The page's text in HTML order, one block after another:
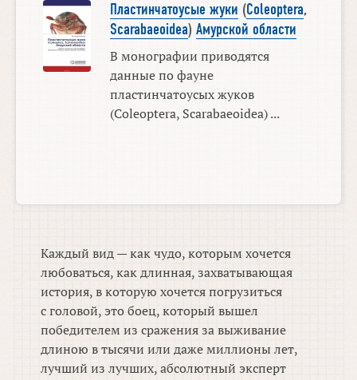
Пластинчатоусые жуки (Coleoptera,
Scarabaeoidea) Амурской области
В монографии приводятся
данные по фауне
пластинчатоусых жуков
(Coleoptera, Scarabaeoidea) ...
Каждый вид — как чудо, которым хочется
любоваться, как длинная, захватывающая
история, в которую хочется погрузиться
с головой, это боец, который вышел
победителем из сражения за выживание
длиною в тысячи или даже миллионы лет,
лучший из лучших, абсолютный эксперт